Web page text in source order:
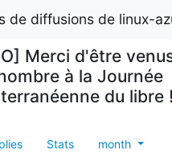
de diffusions de linux-
Merci d'être
à la Journée
du libre !
Stats month